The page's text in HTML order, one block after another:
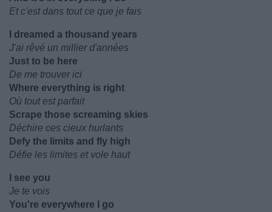
Et c'est dans tout ce que je fais
I dreamed a thousand years
J'ai rêvé un millier d'années
Just to be here
De me trouver ici
Where everything is right
Où tout est parfait
Scrape those screaming skies
Déchire ces cieux hurlants
Defy the limits and fly high
Défie les limites et vole haut
I see you
Je te vois
You're everywhere I go